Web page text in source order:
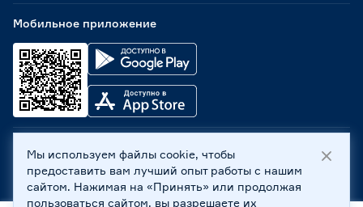
Мобильное приложение
ООО «Бауцентр Рус» 2004 -2026, 236029, г. Калининград,
ул. А.Невского, 205. ИНН 7702596813, КПП 390601001 ©
Все права защищены
Мы используем файлы cookie, чтобы
предоставить вам лучший опыт работы с нашим
сайтом. Нажимая на «Принять» или продолжая
пользоваться сайтом, вы разрешаете их